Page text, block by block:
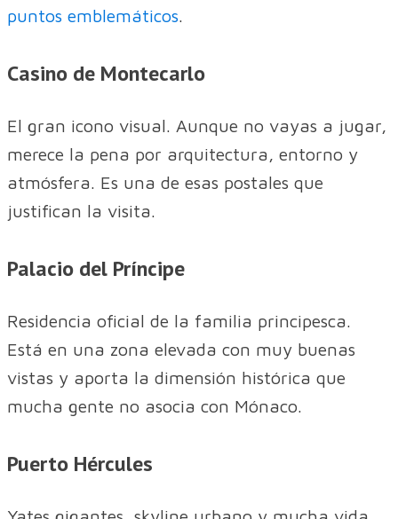
puntos emblemáticos.
Casino de Montecarlo
El gran icono visual. Aunque no vayas a jugar,
merece la pena por arquitectura, entorno y
atmósfera. Es una de esas postales que
justifican la visita.
Palacio del Príncipe
Residencia oficial de la familia principesca.
Está en una zona elevada con muy buenas
vistas y aporta la dimensión histórica que
mucha gente no asocia con Mónaco.
Puerto Hércules